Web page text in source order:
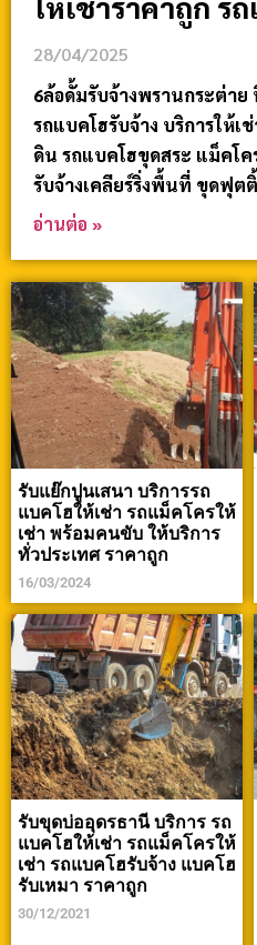
28/04/2025
6ล้อดั้มรับจ้างพรานกระต่าย
รถแบคโฮรับจ้าง บริการให้เ
ดิน รถแบคโฮขุดสระ แม็คโ
รับจ้างเคลียร์ริ่งพื้นที่ ขุดฟุต
อ่านต่อ »
รับแย๊กปูนเสนา บริการรถ
แบคโฮให้เช่า รถแม็คโครให้
เช่า พร้อมคนขับ ให้บริการ
ทั่วประเทศ ราคาถูก
16/03/2024
รับขุดบ่ออุดรธานี บริการ รถ
แบคโฮให้เช่า รถแม็คโครให้
เช่า รถแบคโฮรับจ้าง แบคโฮ
รับเหมา ราคาถูก
30/12/2021